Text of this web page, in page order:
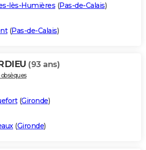
lès-Humières (Pas-de-Calais)
(Pas-de-Calais)
(93 ans)
(Gironde)
(Gironde)